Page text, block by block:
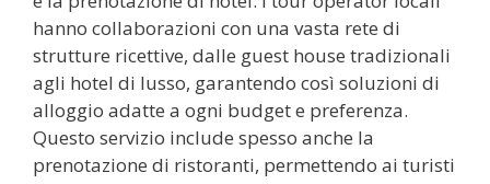
hanno collaborazioni con una vasta rete di
strutture ricettive, dalle guest house tradizionali
agli hotel di lusso, garantendo così soluzioni di
alloggio adatte a ogni budget e preferenza.
Questo servizio include spesso anche la
prenotazione di ristoranti, permettendo ai turisti